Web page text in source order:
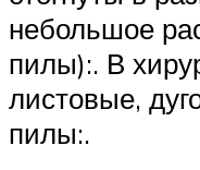
небольшое
пилы):. В
листовые,
пилы:.